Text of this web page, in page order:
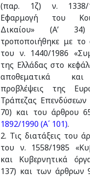
(παρ. 1ζ) ν. 1338/
Εφαρμογή του
Δικαίου» (Α’
τροποποιήθηκε με το
του ν. 1440/1986
της Ελλάδας στο
αποθεματικά
προβλέψεις της
Τράπεζας Επενδύσεων
70) και του άρθρου
1892/1990 (Α΄ 101).
2. Τις διατάξεις του
του ν. 1558/1985
και Κυβερνητικά
137) και των άρθρων